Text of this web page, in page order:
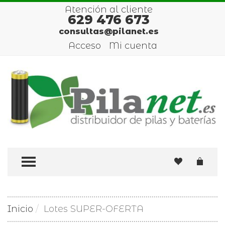
Atención al cliente
629 476 673
consultas@pilanet.es
Acceso Mi cuenta
TOGGLE MENU
Inicio Lotes SUPER-OFERTA